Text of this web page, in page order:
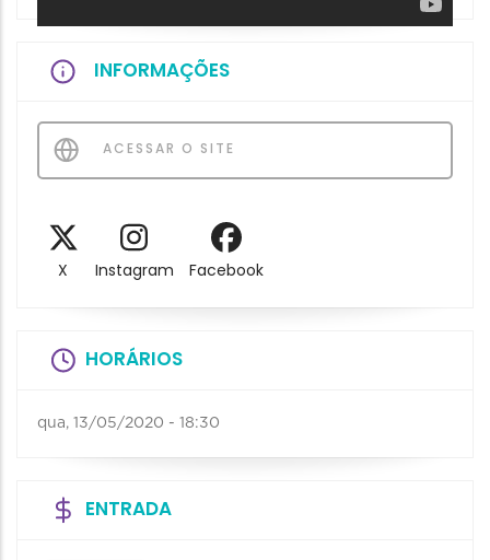
INFORMAÇÕES
ACESSAR O SITE
X Instagram Facebook
HORÁRIOS
qua, 13/05/2020 - 18:30
ENTRADA